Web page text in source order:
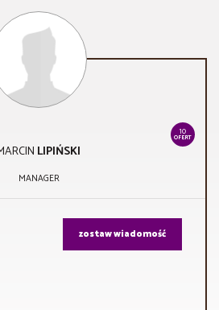
10
OFERT
LIPIŃSKI
MANAGER
zostaw wiadomość